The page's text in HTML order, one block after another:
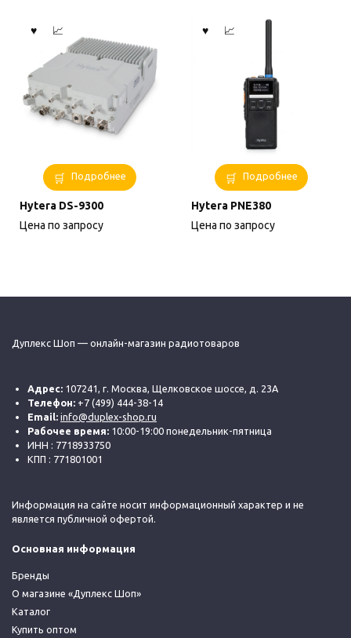
Подробнее
Hytera DS-9300
Цена по запросу
Подробнее
Hytera PNE380
Цена по запросу
Дуплекс Шоп — онлайн-магазин радиотоваров
Адрес: 107241, г. Москва, Щелковское шоссе, д. 23А
Телефон: +7 (499) 444-38-14
Email: info@duplex-shop.ru
Рабочее время: 10:00-19:00 понедельник-пятница
ИНН : 7718933750
КПП : 771801001
Информация на сайте носит информационный характер и не
является публичной офертой.
Основная информация
Бренды
О магазине «Дуплекс Шоп»
Каталог
Купить оптом